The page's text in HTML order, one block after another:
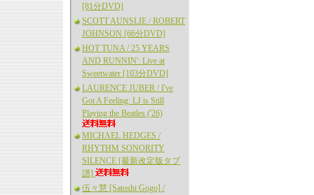
[81分DVD]
SCOTT AUNSLIE / ROBERT
JOHNSON [66分DVD]
HOT TUNA / 25 YEARS
AND RUNNIN': Live at
Sweetwater [103分DVD]
LAURENCE JUBER / I've
Got A Feeling: LJ is Still
Playing the Beatles ('26)
MICHAEL HEDGES /
RHYTHM SONORITY
SILENCE [最新改定版タブ
譜]
伍々慧 [Satoshi Gogo] /